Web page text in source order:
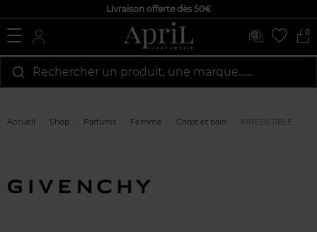
Livraison offerte dès 50€
0
Rechercher un produit, une marque…...
Accueil Shop Parfums Femme Corps et bain IRRESISTIBLE